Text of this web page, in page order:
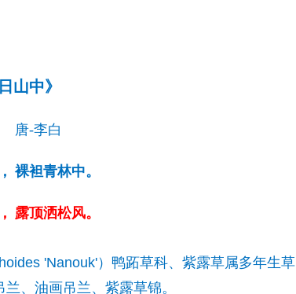
山中》
唐-李白
裸袒青林中。
露顶洒松风。
'Nanouk'）鸭跖草科、紫露草属多年生草
、油画吊兰、紫露草锦。